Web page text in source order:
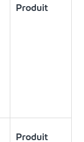
Produit
Produit